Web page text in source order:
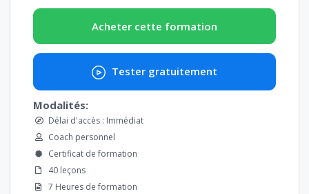
Acheter cette formation
Tester gratuitement
Modalités:
Délai d'accès : Immédiat
Coach personnel
Certificat de formation
40 leçons
7 Heures de formation